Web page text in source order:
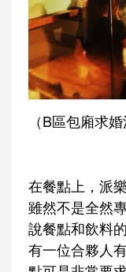
（B區包廂求
在餐點上，派
雖然不是全然
說餐點和飲料
有一位合夥人